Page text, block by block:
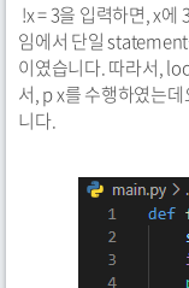
!x = 3을 입력하면, x
임에서 단일
이였습니다. 따라서,
서, p x를 수행하였는
니다.